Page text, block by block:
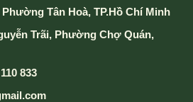
Phường Tân Hoà, TP.Hồ Chí Minh
Trãi, Phường Chợ Quán,
833